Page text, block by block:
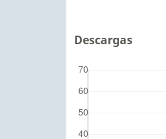
Descargas